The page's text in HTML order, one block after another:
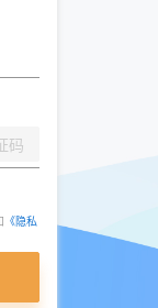
码
《隐私